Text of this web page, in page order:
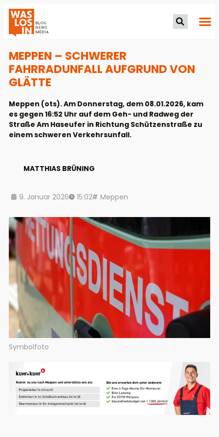
MEPPEN – SCHWERER
FAHRRADUNFALL AUFGRUND VON
GLÄTTE
Meppen (ots). Am Donnerstag, dem 08.01.2026, kam
es gegen 16:52 Uhr auf dem Geh- und Radweg der
Straße Am Haseufer in Richtung Schützenstraße zu
einem schweren Verkehrsunfall.
MATTHIAS BRÜNING
9. Januar 2026 15:02 Meppen
Symbolfoto